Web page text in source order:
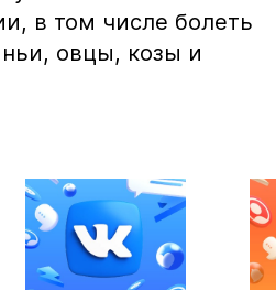
в том числе болеть
овцы, козы и